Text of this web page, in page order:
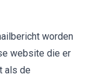
worden
website die er
als de